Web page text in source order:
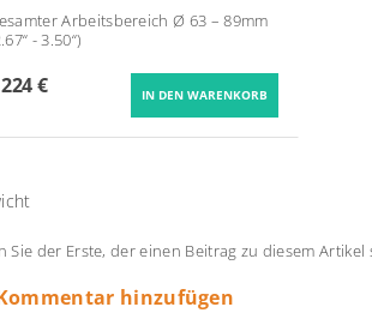
Arbeitsbereich Ø 63 – 89mm
- 3.50“)
€
Sie der Erste, der einen Beitrag zu diesem Artikel
hinzufügen